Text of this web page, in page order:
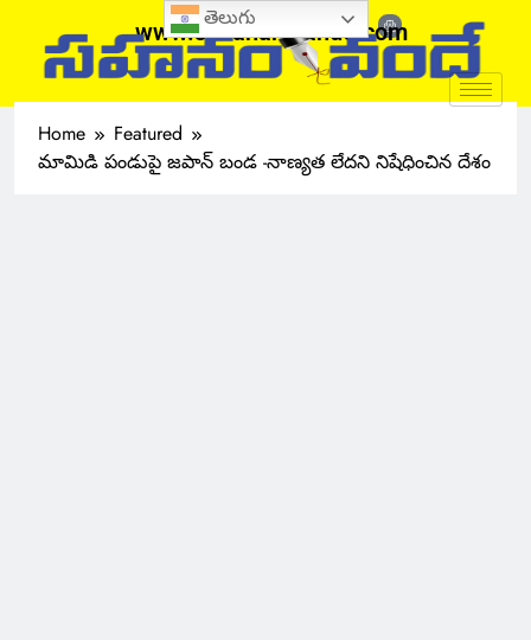
www.sahanamvande.com
Home
Featured
మామిడి పండుపై జపాన్ బండ -నాణ్యత లేదని నిషేధించిన దేశం
తెలుగు